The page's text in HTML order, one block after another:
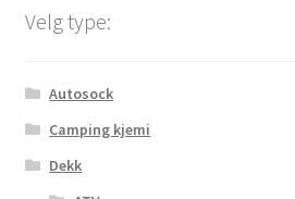
Velg type:
Autosock
Camping kjemi
Dekk